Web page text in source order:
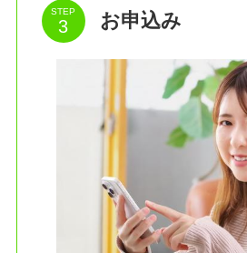
STEP お申込み